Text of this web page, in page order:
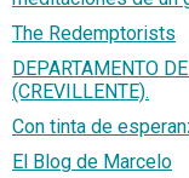
The Redemptorists
DEPARTAMENTO
(CREVILLENTE).
Con tinta de
El Blog de Marcelo